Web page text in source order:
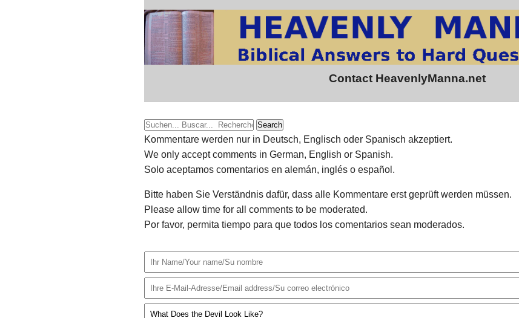
Contact HeavenlyManna.net
Search
Kommentare werden nur in Deutsch, Englisch oder Spanisch akzeptiert.
We only accept comments in German, English or Spanish.
Solo aceptamos comentarios en alemán, inglés o español.
Bitte haben Sie Verständnis dafür, dass alle Kommentare erst geprüft werden müssen.
Please allow time for all comments to be moderated.
Por favor, permita tiempo para que todos los comentarios sean moderados.